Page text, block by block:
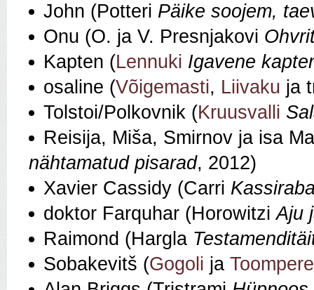
John (Potteri Päike soojem,
Onu (O. ja V. Presnjakovi
Kapten (Lennuki Igavene
osaline (Võigemasti, Liivaku ja
Tolstoi/Polkovnik (Kruusvalli
Reisija, Miša, Smirnov ja isa
nähtamatud pisarad, 2012)
Xavier Cassidy (Carri
doktor Farquhar (HorowitziAju
Raimond (Hargla
Sobakevitš (Gogoli ja Toompere